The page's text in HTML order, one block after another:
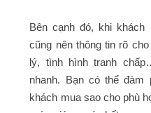
Bên cạnh đó, khi khách
cũng nên thông tin rõ
lý, tình hình tranh
nhanh. Bạn có thể
khách mua sao cho phù